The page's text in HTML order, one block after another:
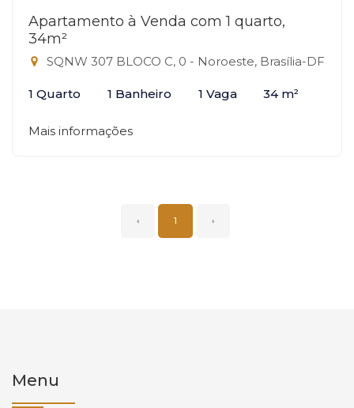
Apartamento à Venda com 1 quarto,
34m²
SQNW 307 BLOCO C, 0 - Noroeste, Brasília-DF
1 Quarto 1 Banheiro 1 Vaga 34 m²
Mais informações
‹ 1 ›
Menu